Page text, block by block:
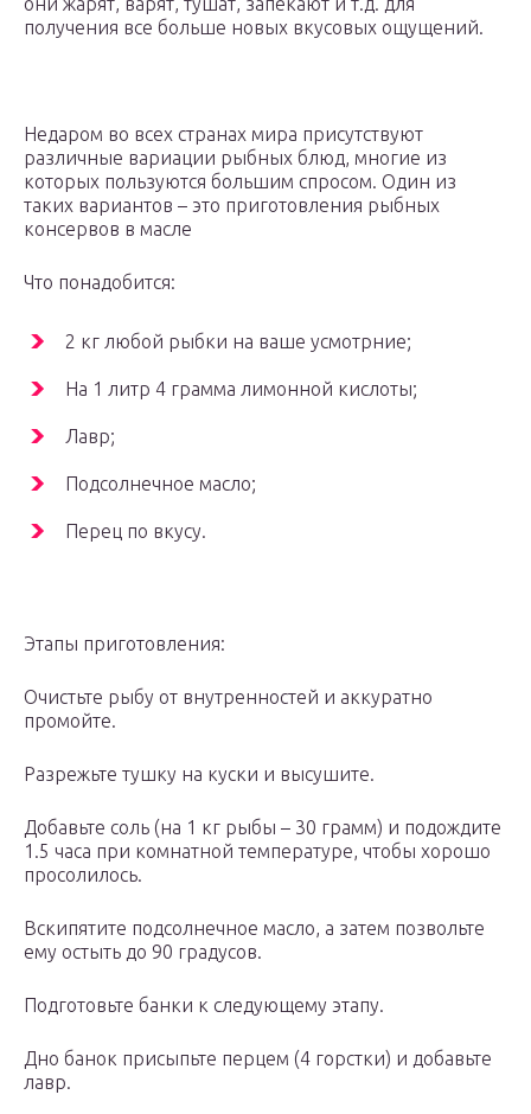
получения все больше новых вкусовых ощущений.
Недаром во всех странах мира присутствуют
различные вариации рыбных блюд, многие из
которых пользуются большим спросом. Один из
таких вариантов – это приготовления рыбных
консервов в масле
Что понадобится:
2 кг любой рыбки на ваше усмотрние;
На 1 литр 4 грамма лимонной кислоты;
Лавр;
Подсолнечное масло;
Перец по вкусу.
Этапы приготовления:
Очистьте рыбу от внутренностей и аккуратно
промойте.
Разрежьте тушку на куски и высушите.
Добавьте соль (на 1 кг рыбы – 30 грамм) и подождите
1.5 часа при комнатной температуре, чтобы хорошо
просолилось.
Вскипятите подсолнечное масло, а затем позвольте
ему остыть до 90 градусов.
Подготовьте банки к следующему этапу.
Дно банок присыпьте перцем (4 горстки) и добавьте
лавр.